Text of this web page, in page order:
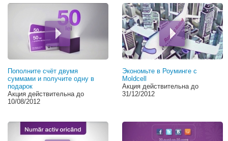
Пополните счёт двумя
суммами и получите одну в
подарок
Акция действительна до
10/08/2012
Экономьте в Роуминге с
Moldcell
Акция действительна до
31/12/2012